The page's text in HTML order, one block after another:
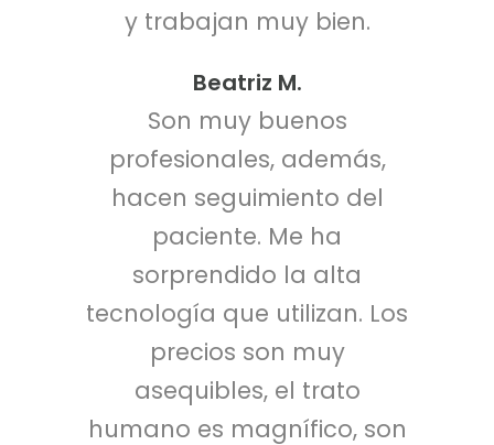
y trabajan muy bien.
Beatriz M.
Son muy buenos
profesionales, además,
hacen seguimiento del
paciente. Me ha
sorprendido la alta
tecnología que utilizan. Los
precios son muy
asequibles, el trato
humano es magnífico, son